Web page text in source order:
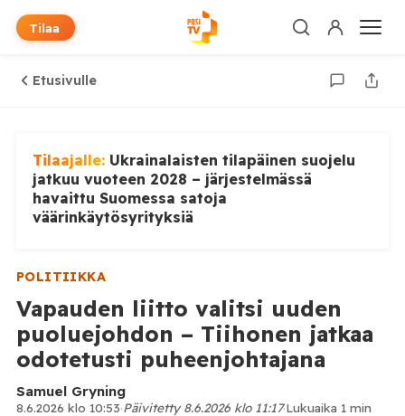
Tilaa
Etusivulle
Tilaajalle: Ukrainalaisten tilapäinen suojelu
jatkuu vuoteen 2028 – järjestelmässä
havaittu Suomessa satoja
väärinkäytösyrityksiä
POLITIIKKA
Vapauden liitto valitsi uuden
puoluejohdon – Tiihonen jatkaa
odotetusti puheenjohtajana
Samuel Gryning
8.6.2026 klo 10:53·Päivitetty 8.6.2026 klo 11:17·Lukuaika 1 min